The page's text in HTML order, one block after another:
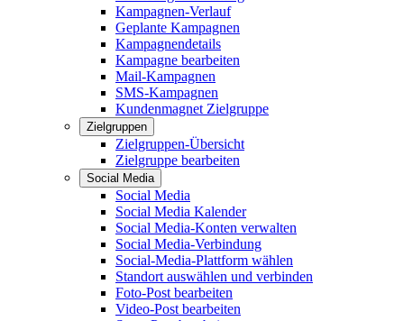
Kampagnen-Verlauf
Geplante Kampagnen
Kampagnendetails
Kampagne bearbeiten
Mail-Kampagnen
SMS-Kampagnen
Kundenmagnet Zielgruppe
Zielgruppen
Zielgruppen-Übersicht
Zielgruppe bearbeiten
Social Media
Social Media
Social Media Kalender
Social Media-Konten verwalten
Social Media-Verbindung
Social-Media-Plattform wählen
Standort auswählen und verbinden
Foto-Post bearbeiten
Video-Post bearbeiten